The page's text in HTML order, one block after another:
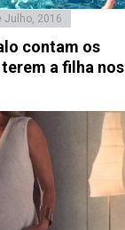
Julho, 2016
contam os
a filha nos